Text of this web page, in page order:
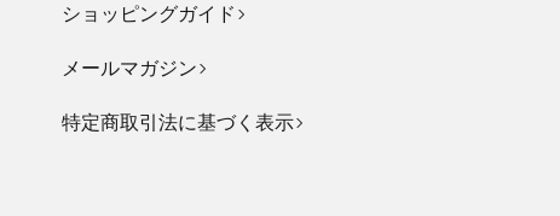
ショッピングガイド
メールマガジン
特定商取引法に基づく表示